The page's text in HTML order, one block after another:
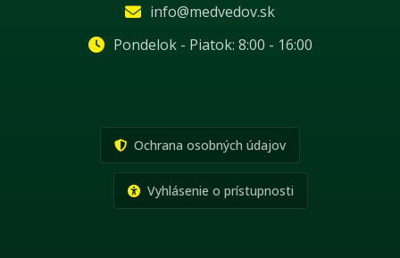
info@medvedov.sk
Pondelok - Piatok: 8:00 - 16:00
Ochrana osobných údajov
Vyhlásenie o prístupnosti